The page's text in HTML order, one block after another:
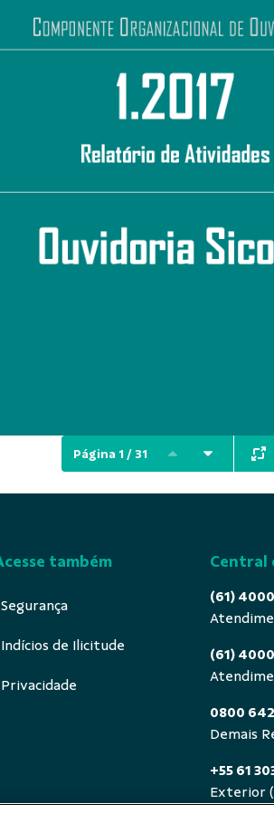
Página 1 / 31
também
Segurança
Indícios de Ilicitude
Privacidade
Central
(61) 4000
(61) 4000
0800
Demais
+55 61
Exterior